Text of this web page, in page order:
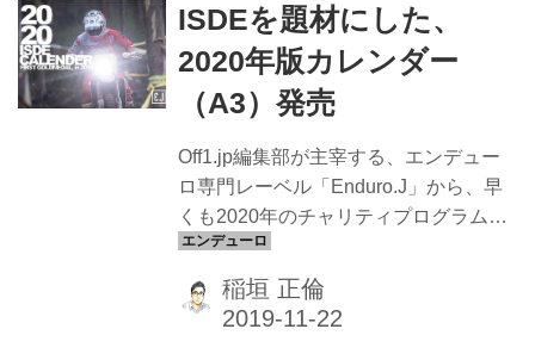
ーザー(動画)を公開した。 第95回 FIM
インターナショナルシックスデイズエ
ンデューロ・イタリア大会 2020年8月
31日～9月5日 リヴァナッツァーノ・テ
とピエモンテ州にまたがるエリアで、
メイン会場(パル...
ISDEを題材にした、
2020年版カレンダー
（A3）発売
Off1.jp編集部が主宰する、エンデュー
ロ専門レーベル「Enduro.J」から、早
くも2020年のチャリティプログラムと
してカレンダーを発売させていただき
ます。 Enduro.J 2020 ISDEカレンダー
毎年恒例、Enduro.Jカレンダーを2020
稲垣 正倫